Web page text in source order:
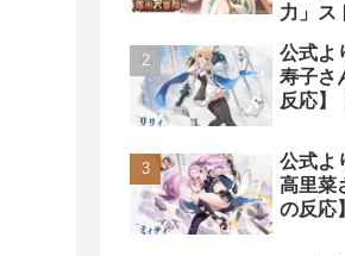
力」ス
反応】
公式よ
寿子さ
反応】
公式よ
高里菜
の反応